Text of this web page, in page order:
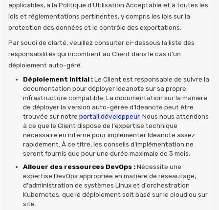
applicables, à la Politique d'Utilisation Acceptable et à toutes les
lois et réglementations pertinentes, y compris les lois sur la
protection des données et le contrôle des exportations.
Par souci de clarté, veuillez consulter ci-dessous la liste des
responsabilités qui incombent au Client dans le cas d'un
déploiement auto-géré.
Déploiement Initial :Le Client est responsable de suivre la
documentation pour déployer Ideanote sur sa propre
infrastructure compatible. La documentation sur la manière
de déployer la version auto-gérée d'Ideanote peut être
trouvée sur notre portail développeur. Nous nous attendons
à ce que le Client dispose de l'expertise technique
nécessaire en interne pour implémenter Ideanote assez
rapidement. À ce titre, les conseils d'implémentation ne
seront fournis que pour une durée maximale de 3 mois.
Allouer des ressources DevOps :Nécessite une
expertise DevOps appropriée en matière de réseautage,
d'administration de systèmes Linux et d'orchestration
Kubernetes, que le déploiement soit basé sur le cloud ou sur
site.